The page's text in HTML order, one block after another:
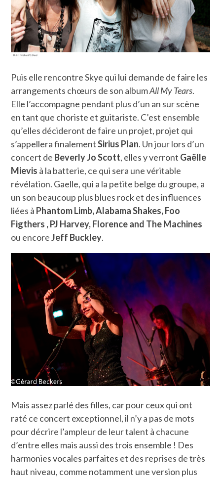
Puis elle rencontre Skye qui lui demande de faire les
arrangements chœurs de son albumAll My Tears.
Elle l’accompagne pendant plus d’un an sur scène
en tant que choriste et guitariste. C’est ensemble
qu’elles décideront de faire un projet, projet qui
s’appellera finalementSirius Plan. Un jour lors d’un
concert de Beverly Jo Scott, elles y verront Gaëlle
Mievis à la batterie, ce qui sera une véritable
révélation. Gaelle, qui a la petite belge du groupe, a
un son beaucoup plus blues rock et des influences
liées à Phantom Limb, Alabama Shakes, Foo
Figthers , PJ Harvey, Florence and The Machines
ou encoreJeff Buckley.
Mais assez parlé des filles, car pour ceux qui ont
raté ce concert exceptionnel, il n’y a pas de mots
pour décrire l’ampleur de leur talent à chacune
d’entre elles mais aussi des trois ensemble ! Des
harmonies vocales parfaites et des reprises de très
haut niveau, comme notamment une version plus